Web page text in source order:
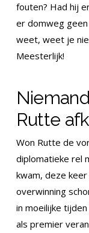
fouten? Had hij
er domweg
weet, weet je
Meesterlijk!
Rutte
Won Rutte de
diplomatieke rel
kwam, deze
overwinning
in moeilijke
als premier